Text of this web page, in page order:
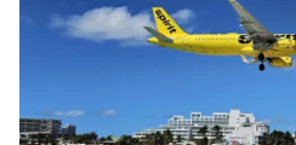
Poursuivre